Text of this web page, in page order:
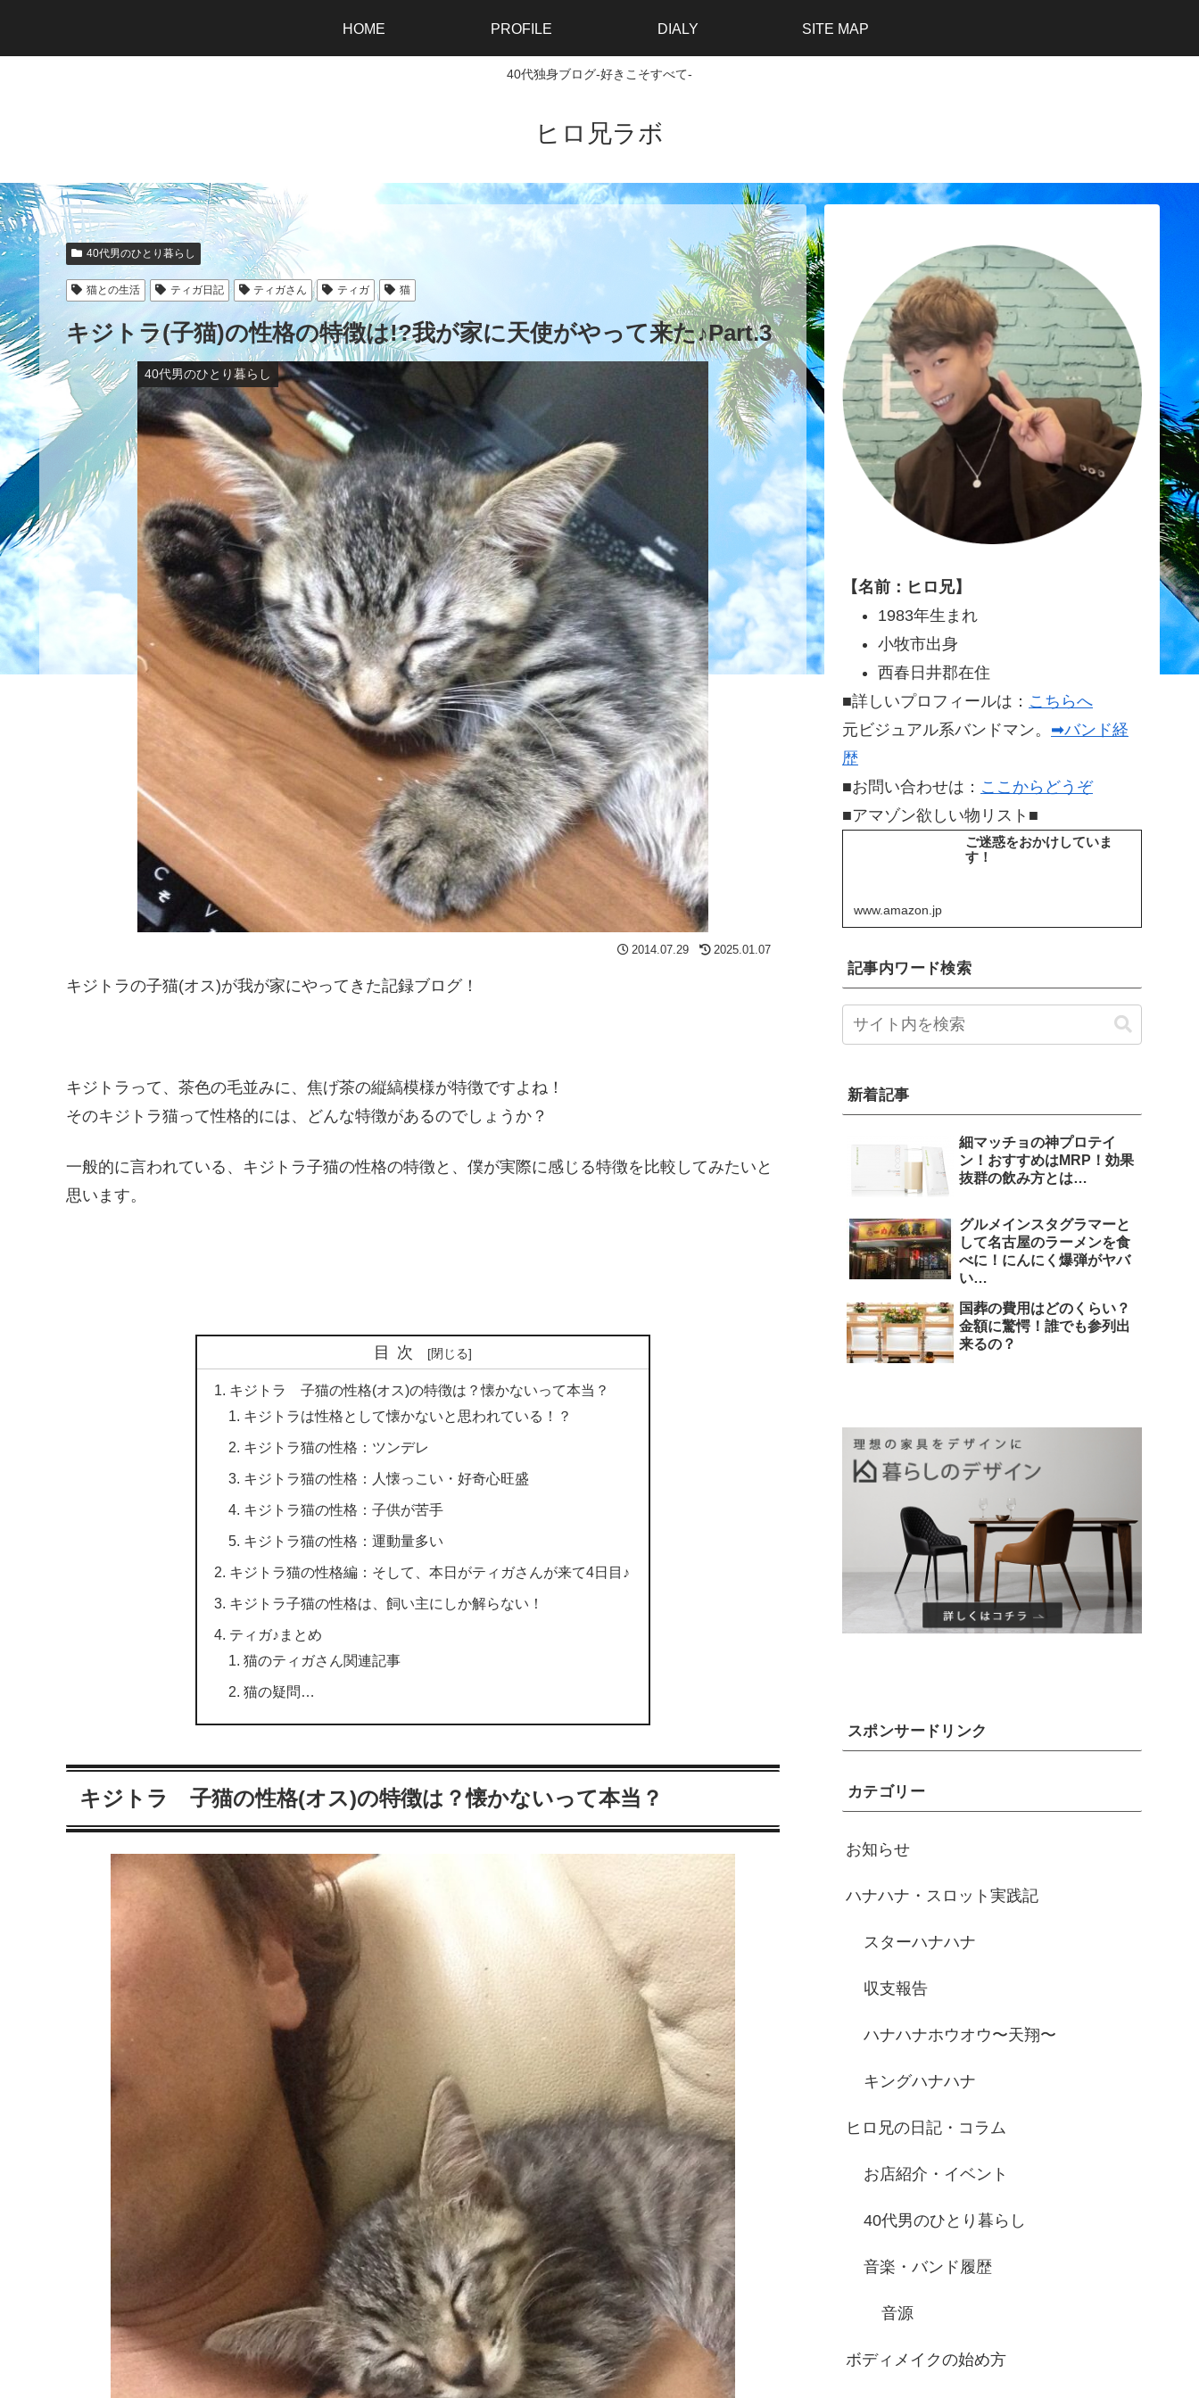
40代独身ブログ-好きこそすべて-
ヒロ兄ラボ
HOME PROFILE DIALY SITE MAP
40代男のひとり暮らし
猫との生活 ティガ日記 ティガさん ティガ 猫
キジトラ(子猫)の性格の特徴は!?我が家に天使がやって来た♪Part.3
40代男のひとり暮らし
2014.07.29 2025.01.07
キジトラの子猫(オス)が我が家にやってきた記録ブログ！
キジトラって、茶色の毛並みに、焦げ茶の縦縞模様が特徴ですよね！
そのキジトラ猫って性格的には、どんな特徴があるのでしょうか？
一般的に言われている、キジトラ子猫の性格の特徴と、僕が実際に感じる特徴を比較してみたいと
思います。
目次
キジトラ 子猫の性格(オス)の特徴は？懐かないって本当？
キジトラは性格として懐かないと思われている！？
キジトラ猫の性格：ツンデレ
キジトラ猫の性格：人懐っこい・好奇心旺盛
キジトラ猫の性格：子供が苦手
キジトラ猫の性格：運動量多い
キジトラ猫の性格編：そして、本日がティガさんが来て4日目♪
キジトラ子猫の性格は、飼い主にしか解らない！
ティガ♪まとめ
猫のティガさん関連記事
猫の疑問…
キジトラ 子猫の性格(オス)の特徴は？懐かないって本当？
【名前：ヒロ兄】
1983年生まれ
小牧市出身
西春日井郡在住
■詳しいプロフィールは： こちらへ
元ビジュアル系バンドマン。 ➡バンド経
歴
■お問い合わせは： ここからどうぞ
■アマゾン欲しい物リスト■
ご迷惑をおかけしていま
す！
www.amazon.jp
記事内ワード検索
新着記事
細マッチョの神プロテイ
ン！おすすめはMRP！効果
抜群の飲み方とは…
グルメインスタグラマーと
して名古屋のラーメンを食
べに！にんにく爆弾がヤバ
い…
国葬の費用はどのくらい？
金額に驚愕！誰でも参列出
来るの？
スポンサードリンク
カテゴリー
お知らせ
ハナハナ・スロット実践記
スターハナハナ
収支報告
ハナハナホウオウ〜天翔〜
キングハナハナ
ヒロ兄の日記・コラム
お店紹介・イベント
40代男のひとり暮らし
音楽・バンド履歴
音源
ボディメイクの始め方